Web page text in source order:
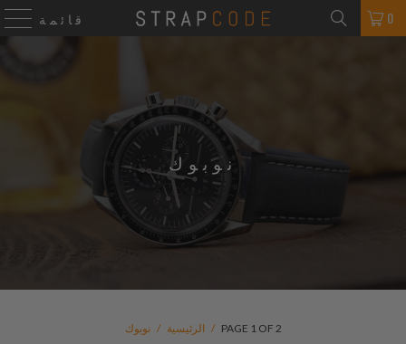
قائمة 0
نوبوك
الرئيسية / نوبوك / PAGE 1 OF 2